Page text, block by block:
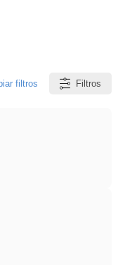
filtros Filtros